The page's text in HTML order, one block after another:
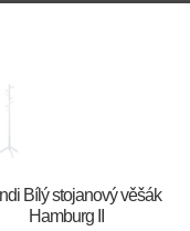
Bílý stojanový věšák
Hamburg II